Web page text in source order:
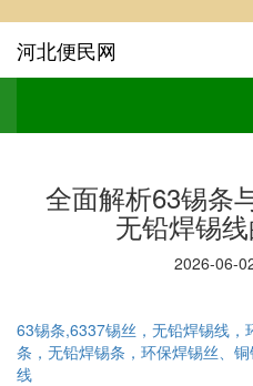
河北便民网
全面解析63锡条
无铅焊锡
2026-06-
63锡条,6337锡丝，无铅焊锡线
条，无铅焊锡条，环保焊锡丝、
线